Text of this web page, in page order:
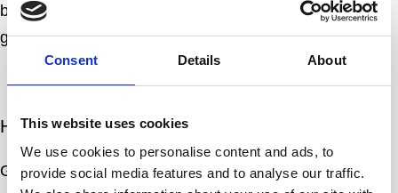
Consent Details About
This website uses cookies
We use cookies to personalise content and ads, to
provide social media features and to analyse our traffic.
bedienen: de traditionele zoekmachine én de
generatieve zoekmachine.
Hoe werkt GEO in de praktijk?
GEO vraagt om een andere manier van denken over